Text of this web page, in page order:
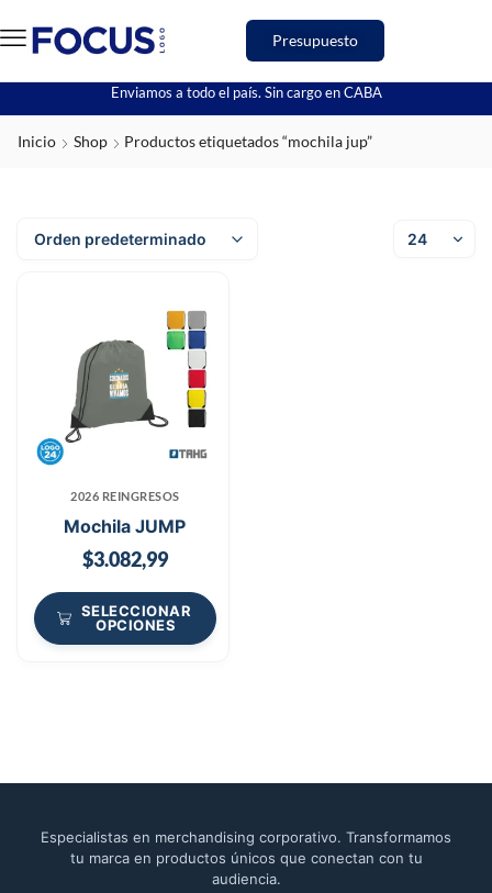
Presupuesto
Enviamos a todo el país. Sin cargo en CABA
Inicio Shop Productos etiquetados “mochila jup”
2026 REINGRESOS
Mochila JUMP
$3.082,99
SELECCIONAR
OPCIONES
Especialistas en merchandising corporativo. Transformamos
tu marca en productos únicos que conectan con tu
audiencia.